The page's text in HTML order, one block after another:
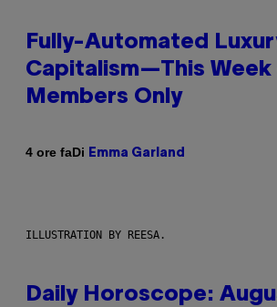
Fully-Automated
Capitalism—This Week
Members Only
4 ore faDi Emma Garland
ILLUSTRATION BY REESA.
Daily Horoscope: